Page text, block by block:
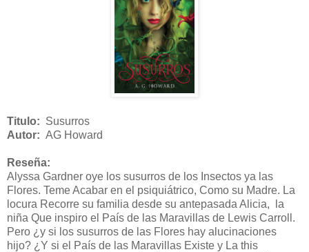
Titulo: Susurros
Autor: AG Howard
Reseña:
Alyssa Gardner oye los susurros de los Insectos ya las
Flores. Teme Acabar en el psiquiátrico, Como su Madre. La
locura Recorre su familia desde su antepasada Alicia,
la
niña Que inspiro el País de las Maravillas de Lewis Carroll.
Pero ¿y si los susurros de las Flores hay alucinaciones
hijo? ¿Y si el País de las Maravillas Existe y La this